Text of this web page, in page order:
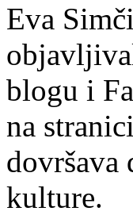
Eva
blogu i
na
dovršava
kulture.